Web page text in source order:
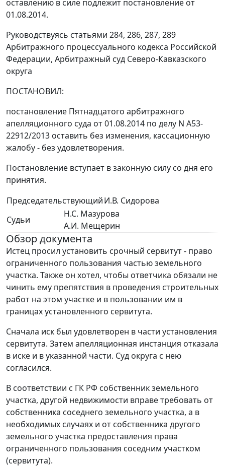
оставлению в силе подлежит постановление от
01.08.2014.
Руководствуясь статьями 284, 286, 287, 289
Арбитражного процессуального кодекса Российской
Федерации, Арбитражный суд Северо-Кавказского
округа
ПОСТАНОВИЛ:
постановление Пятнадцатого арбитражного
апелляционного суда от 01.08.2014 по делу N А53-
22912/2013 оставить без изменения, кассационную
жалобу - без удовлетворения.
Постановление вступает в законную силу со дня его
принятия.
ПредседательствующийИ.В. Сидорова
Судьи
Н.С. Мазурова
А.И. Мещерин
Обзор документа
Истец просил установить срочный сервитут - право
ограниченного пользования частью земельного
участка. Также он хотел, чтобы ответчика обязали не
чинить ему препятствия в проведения строительных
работ на этом участке и в пользовании им в
границах установленного сервитута.
Сначала иск был удовлетворен в части установления
сервитута. Затем апелляционная инстанция отказала
в иске и в указанной части. Суд округа с нею
согласился.
В соответствии с ГК РФ собственник земельного
участка, другой недвижимости вправе требовать от
собственника соседнего земельного участка, а в
необходимых случаях и от собственника другого
земельного участка предоставления права
ограниченного пользования соседним участком
(сервитута).